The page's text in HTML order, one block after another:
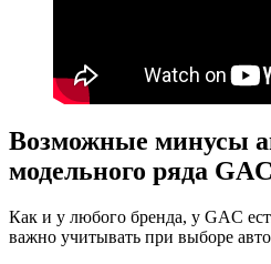
Возможные минусы
модельного ряда GAC
Как и у любого бренда, у GAC
важно учитывать при выборе